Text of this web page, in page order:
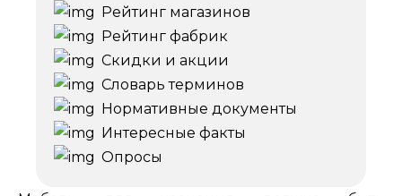
Рейтинг магазинов
Рейтинг фабрик
Скидки и акции
Словарь терминов
Нормативные документы
Интересные факты
Опросы